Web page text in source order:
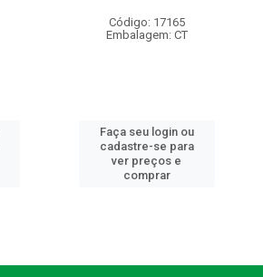
Código: 17165
Embalagem: CT
Faça seu login ou
cadastre-se para
ver preços e
comprar